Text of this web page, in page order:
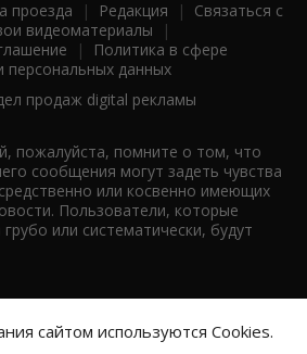
проезда | Редакция | Связаться с
видеоматериалы |
|
Политика в сфере
персональных данных
продаж digital рекламы
пожалуйста, помните о том, что
сообщения могут задеть чувства
или косвенно имеющих
Пользователи, которые
или систематически, будут
сайтом используются Cookies.